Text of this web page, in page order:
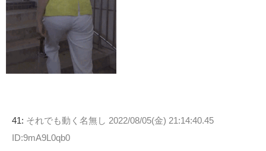
41: それでも動く名無し 2022/08/05(金) 21:14:40.45
ID:9mA9L0qb0